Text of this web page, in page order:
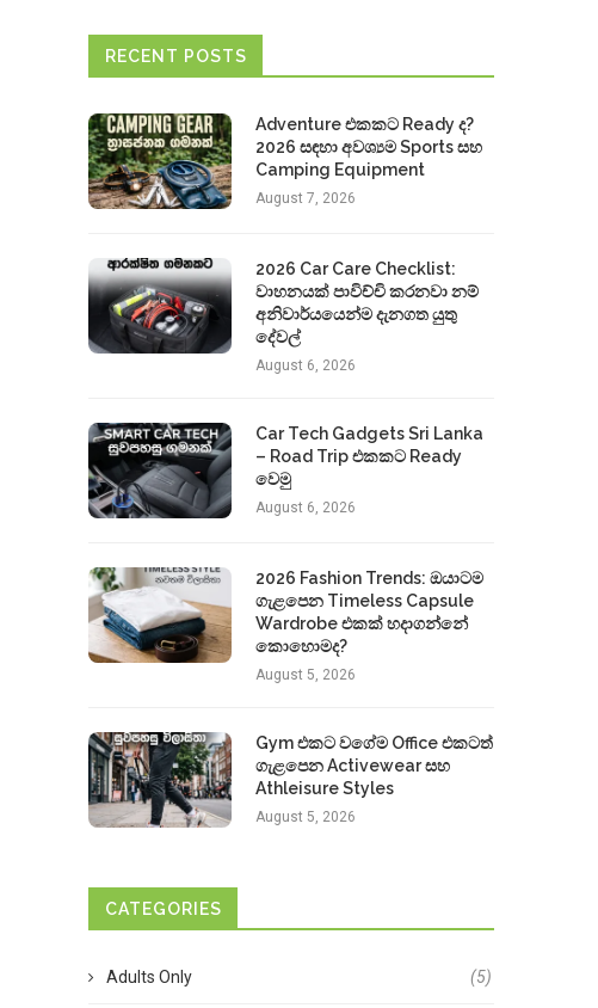
RECENT POSTS
Adventure එකකට Ready ද?
2026 සඳහා අවශ්‍යම Sports සහ
Camping Equipment
August 7, 2026
2026 Car Care Checklist:
වාහනයක් පාවිච්චි කරනවා නම්
අනිවාර්යයෙන්ම දැනගත යුතු
දේවල්
August 6, 2026
Car Tech Gadgets Sri Lanka
– Road Trip එකකට Ready
වෙමු
August 6, 2026
2026 Fashion Trends: ඔයාටම
ගැළපෙන Timeless Capsule
Wardrobe එකක් හදාගන්නේ
කොහොමද?
August 5, 2026
Gym එකට වගේම Office එකටත්
ගැළපෙන Activewear සහ
Athleisure Styles
August 5, 2026
CATEGORIES
Adults Only (5)